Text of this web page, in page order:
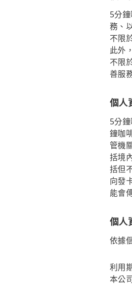
5分
務、
不限
此外
不限
善服
個人
5分
鐘咖
管機
括境
括但
向發
能會
個人
依據
利用
本公